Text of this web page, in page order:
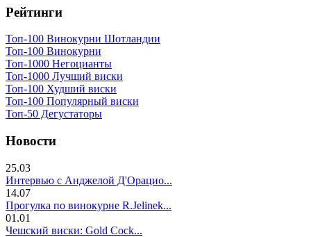
Рейтинги
Топ-100 Винокурни Шотландии
Топ-100 Винокурни
Топ-1000 Негоцианты
Топ-1000 Лучший виски
Топ-100 Худший виски
Топ-100 Популярный виски
Топ-50 Дегустаторы
Новости
25.03
Интервью с Анджелой Д'Орацио...
14.07
Прогулка по винокурне R.Jelinek...
01.01
Чешский виски: Gold Cock...